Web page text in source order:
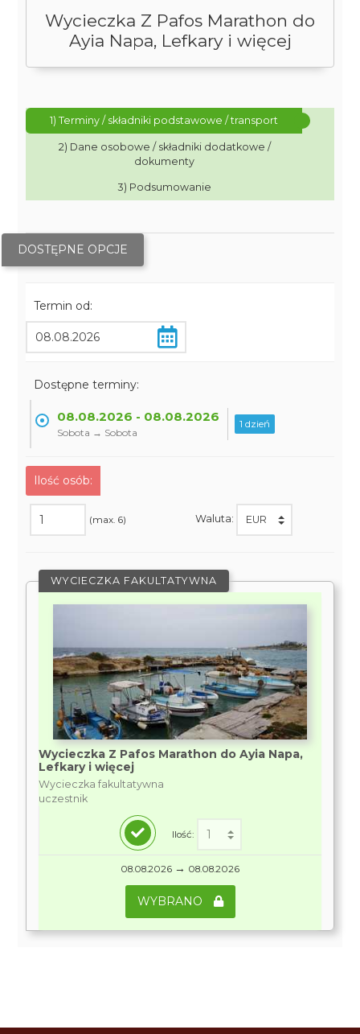
Wycieczka Z Pafos Marathon do
Ayia Napa, Lefkary i więcej
1) Terminy / składniki podstawowe / transport
2) Dane osobowe / składniki dodatkowe /
dokumenty
3) Podsumowanie
DOSTĘPNE OPCJE
Termin od:
Dostępne terminy:
08.08.2026 - 08.08.2026
Sobota → Sobota
1 dzień
Ilość osób:
(max. 6) Waluta:
WYCIECZKA FAKULTATYWNA
Wycieczka Z Pafos Marathon do Ayia Napa,
Lefkary i więcej
Wycieczka fakultatywna
uczestnik
Ilość:
08.08.2026 → 08.08.2026
WYBRANO